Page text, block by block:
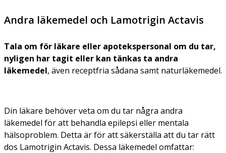
Andra läkemedel och Lamotrigin Actavis
Tala om för läkare eller apotekspersonal om du tar,
nyligen har tagit eller kan tänkas ta andra
läkemedel, även receptfria sådana samt naturläkemedel.
Din läkare behöver veta om du tar några andra
läkemedel för att behandla epilepsi eller mentala
hälsoproblem. Detta är för att säkerställa att du tar rätt
dos Lamotrigin Actavis. Dessa läkemedel omfattar: